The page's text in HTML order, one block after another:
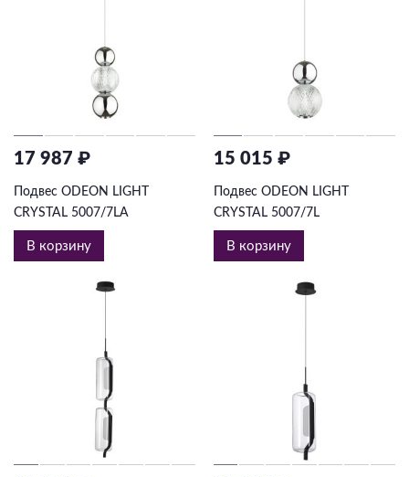
17 987 ₽
Подвес ODEON LIGHT
CRYSTAL 5007/7LA
В корзину
15 015 ₽
Подвес ODEON LIGHT
CRYSTAL 5007/7L
В корзину